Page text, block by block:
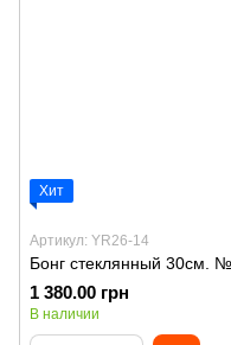
Хит
Артикул: YR26-14
Бонг стеклянный 30см.
1 380.00 грн
В наличии